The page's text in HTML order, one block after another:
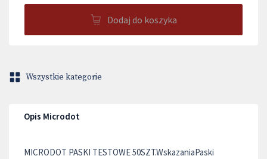
Dodaj do koszyka
Wszystkie kategorie
Opis Microdot
MICRODOT PASKI TESTOWE 50SZT.WskazaniaPaski